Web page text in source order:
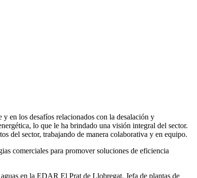
en los desafíos relacionados con la desalación y
lo que le ha brindado una visión integral del sector.
del sector, trabajando de manera colaborativa y en equipo.
comerciales para promover soluciones de eficiencia
en la EDAR El Prat de Llobregat, Jefa de plantas de